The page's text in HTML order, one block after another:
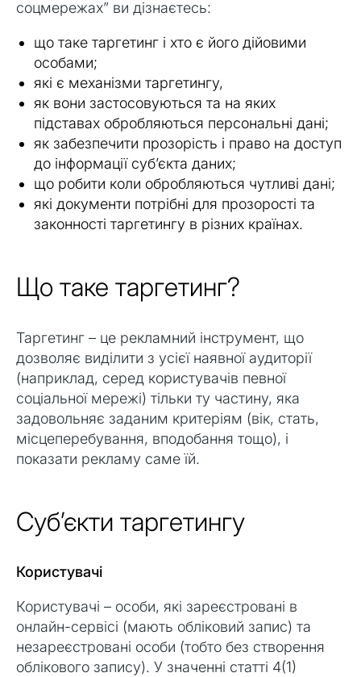
соцмережах” ви дізнаєтесь:
що таке таргетинг і хто є його дійовими
особами;
які є механізми таргетингу,
як вони застосовуються та на яких
підставах обробляються персональні дані;
як забезпечити прозорість і право на доступ
до інформації субʼєкта даних;
що робити коли обробляються чутливі дані;
які документи потрібні для прозорості та
законності таргетингу в різних країнах.
Що таке таргетинг?
Таргетинг – це рекламний інструмент, що
дозволяє виділити з усієї наявної аудиторії
(наприклад, серед користувачів певної
соціальної мережі) тільки ту частину, яка
задовольняє заданим критеріям (вік, стать,
місцеперебування, вподобання тощо), і
показати рекламу саме їй.
Субʼєкти таргетингу
Користувачі
Користувачі – особи, які зареєстровані в
онлайн-сервісі (мають обліковий запис) та
незареєстровані особи (тобто без створення
облікового запису). У значенні статті 4(1)